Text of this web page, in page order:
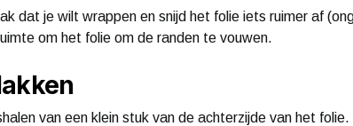
dat je wilt wrappen en snijd het folie iets ruimer af
om het folie om de randen te vouwen.
van een klein stuk van de achterzijde van het